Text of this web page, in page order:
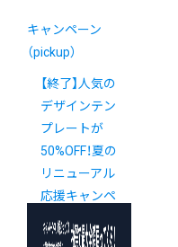
キャンペーン
（pickup）
【終了】人気の
デザインテン
プレートが
50%OFF！夏の
リニューアル
応援キャンペ
ーン